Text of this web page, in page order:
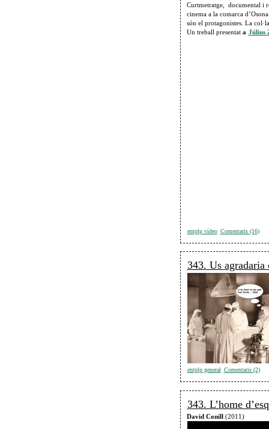
Curtmetratge, documental i
cinema a la comarca
són el protagonistes. La
Un treball presentat a Július
entplp vídeo Comentaris (16)
343. Us agradaria
entplp general Comentaris (2)
343. L’home
David Conill(2011)